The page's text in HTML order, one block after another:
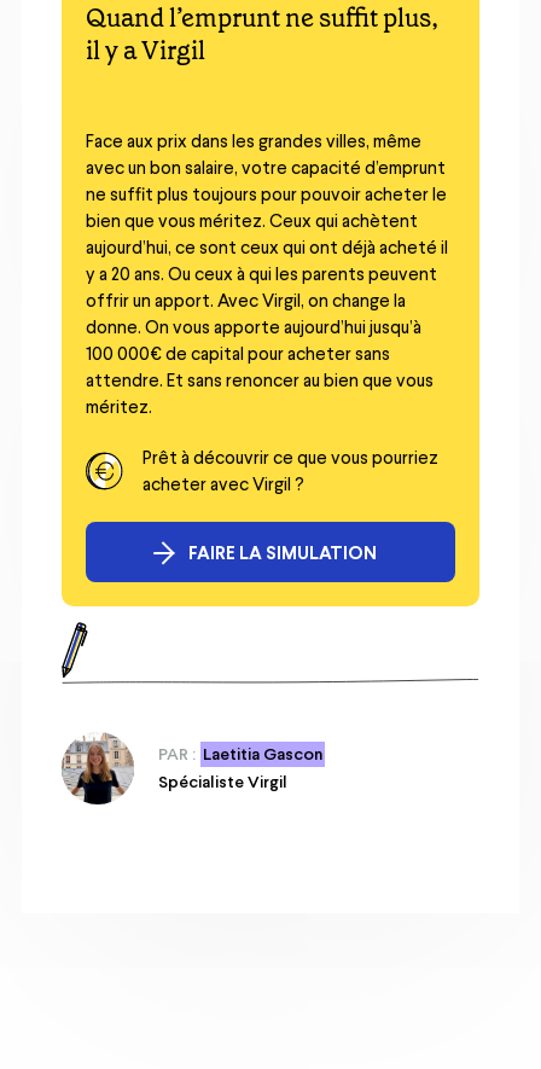
Quand l’emprunt ne suffit plus,
il y a Virgil
Face aux prix dans les grandes villes, même
avec un bon salaire, votre capacité d’emprunt
ne suffit plus toujours pour pouvoir acheter le
bien que vous méritez. Ceux qui achètent
aujourd’hui, ce sont ceux qui ont déjà acheté il
y a 20 ans. Ou ceux à qui les parents peuvent
offrir un apport. Avec Virgil, on change la
donne. On vous apporte aujourd’hui jusqu’à
100 000€ de capital pour acheter sans
attendre. Et sans renoncer au bien que vous
méritez.
Prêt à découvrir ce que vous pourriez
acheter avec Virgil ?
FAIRE LA SIMULATION
PAR : Laetitia Gascon
Spécialiste Virgil